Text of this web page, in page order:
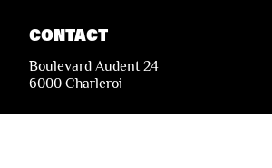
CONTACT
Boulevard Audent 24
6000 Charleroi